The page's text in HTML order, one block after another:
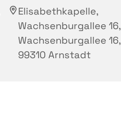
Elisabethkapelle,
Wachsenburgallee 16,
Wachsenburgallee 16,
99310 Arnstadt